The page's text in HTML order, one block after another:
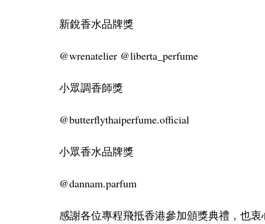
新銳香水品牌獎
@wrenatelier @liberta_perfume
小眾調香師獎
@butterflythaiperfume.official
小眾香水品牌獎
@dannam.parfum
感謝各位專程飛抵香港參加頒獎典禮，也